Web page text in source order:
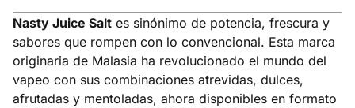
Nasty Juice Salt es sinónimo de potencia, frescura y
sabores que rompen con lo convencional. Esta marca
originaria de Malasia ha revolucionado el mundo del
vapeo con sus combinaciones atrevidas, dulces,
afrutadas y mentoladas, ahora disponibles en formato